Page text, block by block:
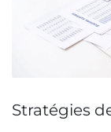
Stratégies